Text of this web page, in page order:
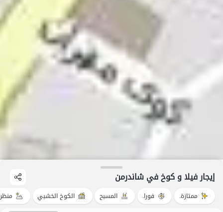
إيجار فيلا و كوخ في شاندرمن
ممتازة. فورا. المسبح الكوخ الخشبي